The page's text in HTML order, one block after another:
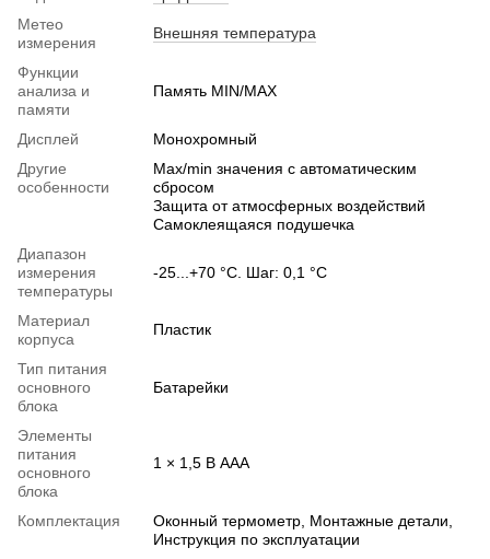
Метео
измерения
Внешняя температура
Функции
анализа и
памяти
Память MIN/MAX
Дисплей
Монохромный
Другие
особенности
Max/min значения с автоматическим
сбросом
Защита от атмосферных воздействий
Самоклеящаяся подушечка
Диапазон
измерения
температуры
-25...+70 °C. Шаг: 0,1 °C
Материал
корпуса
Пластик
Тип питания
основного
блока
Батарейки
Элементы
питания
основного
блока
1 × 1,5 В AAA
Комплектация
Оконный термометр, Монтажные детали,
Инструкция по эксплуатации